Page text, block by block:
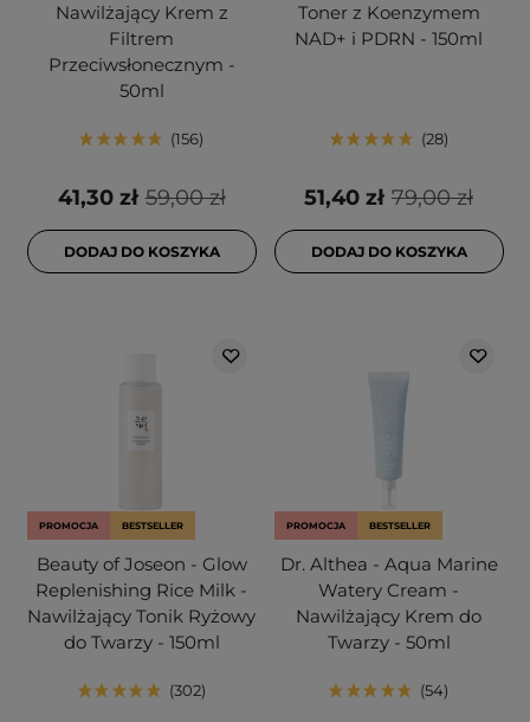
Nawilżający Krem z
Filtrem
Przeciwsłonecznym -
50ml
156
59,00 zł
41,30 zł
DODAJ DO KOSZYKA
Toner z Koenzymem
NAD+ i PDRN - 150ml
28
79,00 zł
51,40 zł
DODAJ DO KOSZYKA
PROMOCJA BESTSELLER
Beauty of Joseon - Glow
Replenishing Rice Milk -
Nawilżający Tonik Ryżowy
do Twarzy - 150ml
302
PROMOCJA BESTSELLER
Dr. Althea - Aqua Marine
Watery Cream -
Nawilżający Krem do
Twarzy - 50ml
54